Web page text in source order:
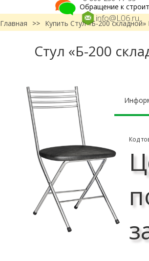
info@L06.ru
Обращение к
Главная
>> Купить Стул «Б-200
Стул «Б-200
Код